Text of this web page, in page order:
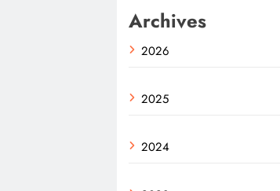
Archives
2026
2025
2024